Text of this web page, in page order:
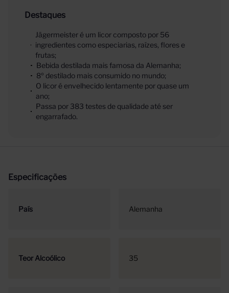
Destaques
Jägermeister é um licor composto por 56
ingredientes como especiarias, raízes, flores e
frutas;
Bebida destilada mais famosa da Alemanha;
8º destilado mais consumido no mundo;
O licor é envelhecido lentamente por quase um
ano;
Passa por 383 testes de qualidade até ser
engarrafado.
Especificações
País Alemanha
Teor Alcoólico 35